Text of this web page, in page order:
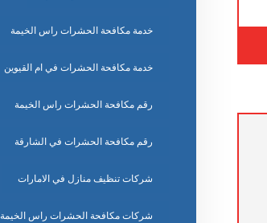
خدمة مكافحة الحشرات راس الخيمة
خدمة مكافحة الحشرات في ام القيوين
رقم مكافحة الحشرات راس الخيمة
رقم مكافحة الحشرات في الشارقة
شركات تنظيف منازل في الامارات
شركات مكافحة الحشرات راس الخيمة